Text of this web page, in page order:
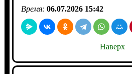
Время: 06.07.2026 15:42
Наверх